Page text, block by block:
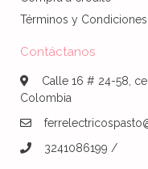
Términos y
Contáctanos
Calle 16 # 24-58,
Colombia
3241086199 /